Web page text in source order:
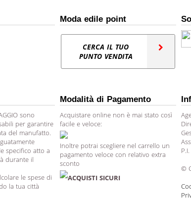
Moda edile point
CERCA IL TUO
PUNTO VENDITA
sono
per garantire
del manufatto.
specifico atto a
durante il
le spese di
la tua città
Modalità di Pagamento
Acquistare online non è mai stato così
facile e veloce:
Inoltre potrai scegliere nel carrello un
pagamento veloce con relativo extra
sconto
ACQUISTI SICURI
©